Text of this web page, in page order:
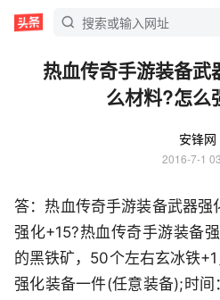
热血传奇手游装备武
么材料?怎么
安锋网
2016-7-1
答：热血传奇手游装备武器强
强化+15?热血传奇手游装备
的黑铁矿，50个左右玄冰铁
强化装备一件(任意装备);时